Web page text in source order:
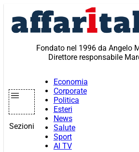
contenuto
Fondato nel 1996 da Angelo
Direttore responsabile
Sezioni
Economia
Corporate
Politica
Esteri
News
Salute
Sport
AI TV